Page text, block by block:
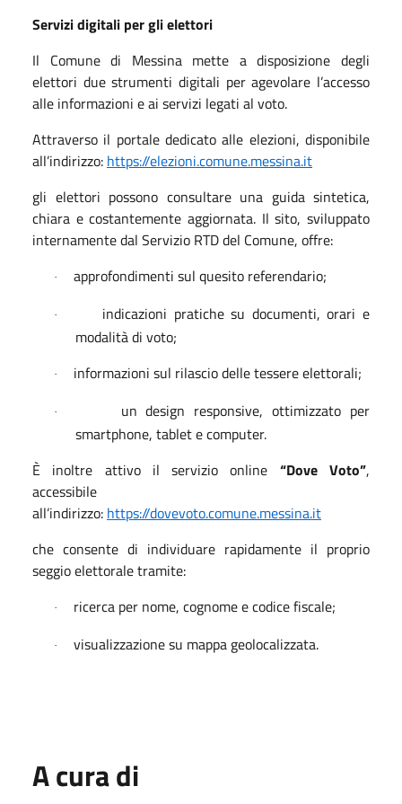
Servizi digitali per gli elettori
Il Comune di Messina mette a disposizione degli
elettori due strumenti digitali per agevolare l’accesso
alle informazioni e ai servizi legati al voto.
Attraverso il portale dedicato alle elezioni, disponibile
all’indirizzo: https://elezioni.comune.messina.it
gli elettori possono consultare una guida sintetica,
chiara e costantemente aggiornata. Il sito, sviluppato
internamente dal Servizio RTD del Comune, offre:
· approfondimenti sul quesito referendario;
·
indicazioni pratiche su documenti, orari e
modalità di voto;
· informazioni sul rilascio delle tessere elettorali;
·
un design responsive, ottimizzato per
smartphone, tablet e computer.
È inoltre attivo il servizio online “Dove Voto”,
accessibile
all’indirizzo: https://dovevoto.comune.messina.it
che consente di individuare rapidamente il proprio
seggio elettorale tramite:
· ricerca per nome, cognome e codice fiscale;
· visualizzazione su mappa geolocalizzata.
A cura di